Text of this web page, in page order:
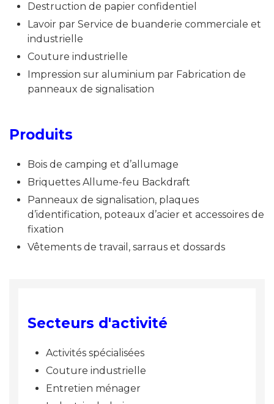
Destruction de papier confidentiel
Lavoir par Service de buanderie commerciale et
industrielle
Couture industrielle
Impression sur aluminium par Fabrication de
panneaux de signalisation
Produits
Bois de camping et d’allumage
Briquettes Allume-feu Backdraft
Panneaux de signalisation, plaques
d’identification, poteaux d’acier et accessoires de
fixation
Vêtements de travail, sarraus et dossards
Secteurs d'activité
Activités spécialisées
Couture industrielle
Entretien ménager